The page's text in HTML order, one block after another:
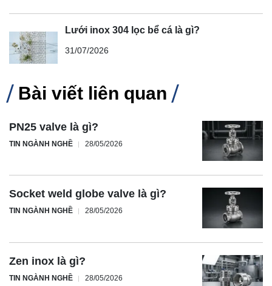
Lưới inox 304 lọc bể cá là gì?
31/07/2026
Bài viết liên quan
PN25 valve là gì?
TIN NGÀNH NGHỀ 28/05/2026
Socket weld globe valve là gì?
TIN NGÀNH NGHỀ 28/05/2026
Zen inox là gì?
TIN NGÀNH NGHỀ 28/05/2026